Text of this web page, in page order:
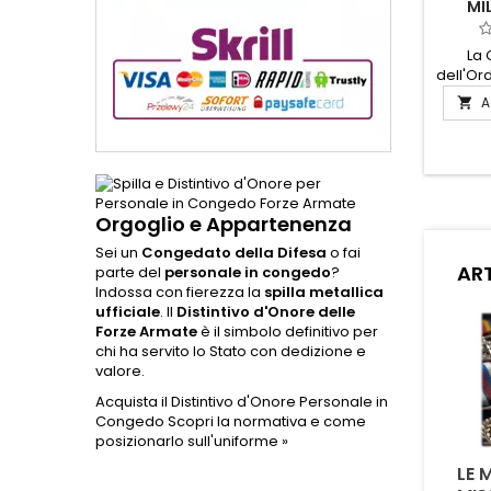
Orgoglio e Appartenenza
Sei un Congedato della Difesa o fai
parte del personale in congedo?
Indossa con fierezza la spilla metallica
ufficiale. Il Distintivo d'Onore delle
Forze Armateè il simbolo definitivo per
chi ha servito lo Stato con dedizione e
valore.
Acquista il Distintivo d'Onore Personale in
Congedo Scopri la normativa e come
posizionarlo sull'uniforme »
La
un

LE